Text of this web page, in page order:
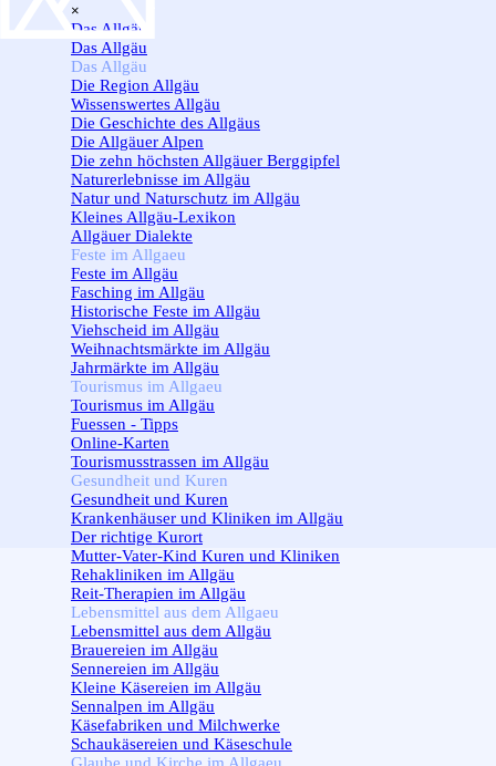
×
Das Allgäu
Das Allgäu
Das Allgäu
Die Region Allgäu
Wissenswertes Allgäu
Die Geschichte des Allgäus
Die Allgäuer Alpen
Die zehn höchsten Allgäuer Berggipfel
Naturerlebnisse im Allgäu
Natur und Naturschutz im Allgäu
Kleines Allgäu-Lexikon
Allgäuer Dialekte
Feste im Allgaeu
Feste im Allgäu
Fasching im Allgäu
Historische Feste im Allgäu
Viehscheid im Allgäu
Weihnachtsmärkte im Allgäu
Jahrmärkte im Allgäu
Tourismus im Allgaeu
Tourismus im Allgäu
Fuessen - Tipps
Online-Karten
Tourismusstrassen im Allgäu
Gesundheit und Kuren
Gesundheit und Kuren
Krankenhäuser und Kliniken im Allgäu
Der richtige Kurort
Mutter-Vater-Kind Kuren und Kliniken
Rehakliniken im Allgäu
Reit-Therapien im Allgäu
Lebensmittel aus dem Allgaeu
Lebensmittel aus dem Allgäu
Brauereien im Allgäu
Sennereien im Allgäu
Kleine Käsereien im Allgäu
Sennalpen im Allgäu
Käsefabriken und Milchwerke
Schaukäsereien und Käseschule